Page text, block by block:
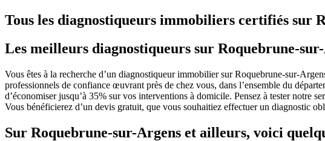
Tous les diagnostiqueurs immobiliers certifiés sur
Les meilleurs diagnostiqueurs sur Roquebrune-
Vous êtes à la recherche d’un diagnostiqueur immobilier sur Roquebrune-sur-
professionnels de confiance œuvrant près de chez vous, dans l’ensemble du
d’économiser jusqu’à 35% sur vos interventions à domicile. Pensez à tester notre
Vous bénéficierez d’un devis gratuit, que vous souhaitiez effectuer un diagnostic
Sur Roquebrune-sur-Argens et ailleurs, voici